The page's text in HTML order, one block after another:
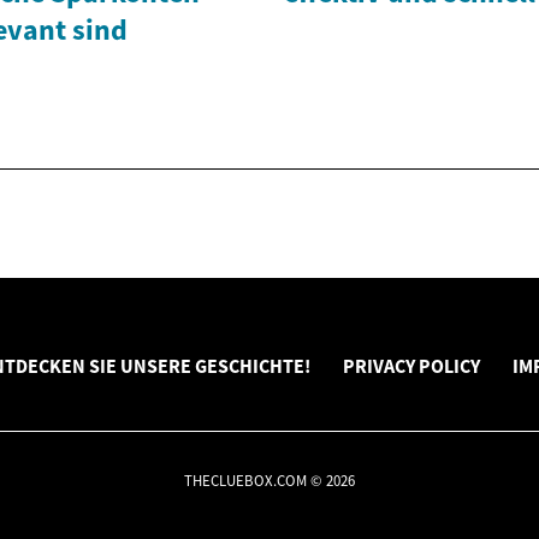
sind
SIE UNSERE GESCHICHTE! PRIVACY POLICY
THECLUEBOX.COM © 2026